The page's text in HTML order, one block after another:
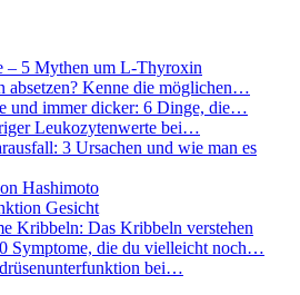
– 5 Mythen um L-Thyroxin
absetzen? Kenne die möglichen…
und immer dicker: 6 Dinge, die…
Leukozytenwerte bei…
3 Ursachen und wie man es
Hashimoto
Gesicht
Kribbeln: Das Kribbeln verstehen
Symptome, die du vielleicht noch…
bei…